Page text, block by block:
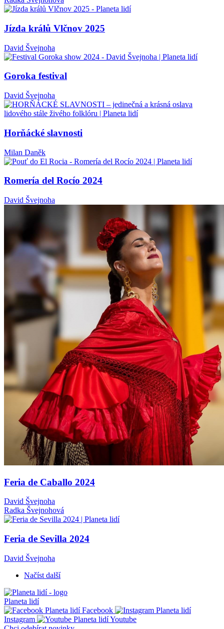
Jízda králů Vlčnov 2025
David Švejnoha
Goroka festival
David Švejnoha
Horňácké slavnosti
Milan Daněk
Romería del Rocío 2024
David Švejnoha
Feria de Caballo 2024
David Švejnoha
Radka Švejnohová
Feria de Sevilla 2024
David Švejnoha
Načíst další
Planeta lidí
Facebook
Instagram
Youtube